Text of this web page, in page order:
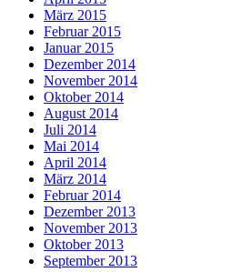
März 2015
Februar 2015
Januar 2015
Dezember 2014
November 2014
Oktober 2014
August 2014
Juli 2014
Mai 2014
April 2014
März 2014
Februar 2014
Dezember 2013
November 2013
Oktober 2013
September 2013